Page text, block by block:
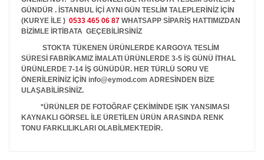
GÜNDÜR . İSTANBUL İÇİ AYNI GÜN TESLİM TALEPLERİNİZ İÇİN
(KURYE İLE ) 0533 465 06 87 WHATSAPP SİPARİŞ HATTIMIZDAN
BİZİMLE İRTİBATA GEÇEBİLİRSİNİZ
STOKTA TÜKENEN ÜRÜNLERDE KARGOYA TESLİM
SÜRESİ FABRİKAMIZ İMALATI ÜRÜNLERDE 3-5 İŞ GÜNÜ İTHAL
ÜRÜNLERDE 7-14 İŞ GÜNÜDÜR. HER TÜRLÜ SORU VE
ÖNERİLERİNİZ İÇİN info@eymod.com ADRESİNDEN BİZE
ULAŞABİLİRSİNİZ.
*ÜRÜNLER DE FOTOĞRAF ÇEKİMİNDE IŞIK YANSIMASI
KAYNAKLI GÖRSEL İLE ÜRETİLEN ÜRÜN ARASINDA RENK
TONU FARKLILIKLARI OLABİLMEKTEDİR.